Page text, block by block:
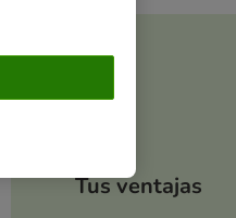
Tus ventajas